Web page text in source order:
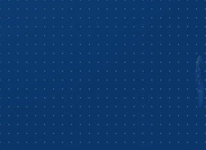
Transport